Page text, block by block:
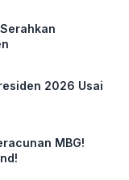
2026 Usai
MBG!